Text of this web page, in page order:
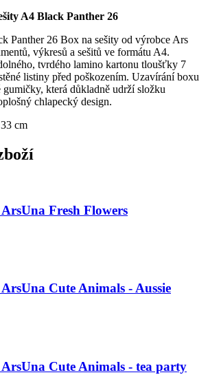
A4 Black Panther 26
Panther 26 Box na sešity od výrobce Ars
výkresů a sešitů ve formátu A4.
tvrdého lamino kartonu tloušťky 7
listiny před poškozením. Uzavírání boxu
která důkladně udrží složku
chlapecký design.
cm
Fresh Flowers
Cute Animals - Aussie
Cute Animals - tea party